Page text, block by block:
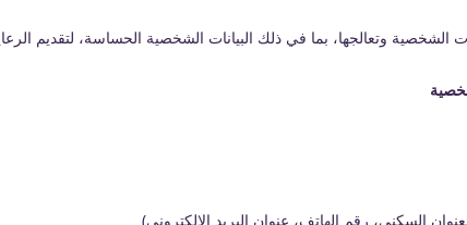
الشخصية وتعالجها، بما في ذلك البيانات الشخصية الحساسة، لتقديم
السكني، رقم الهاتف، عنوان البريد الإلكتروني)